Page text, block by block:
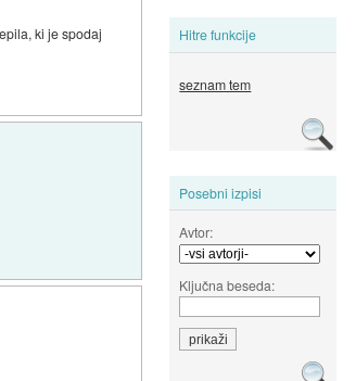
Hitre funkcije
seznam tem
Posebni izpisi
Avtor:
Ključna beseda:
ki je spodaj